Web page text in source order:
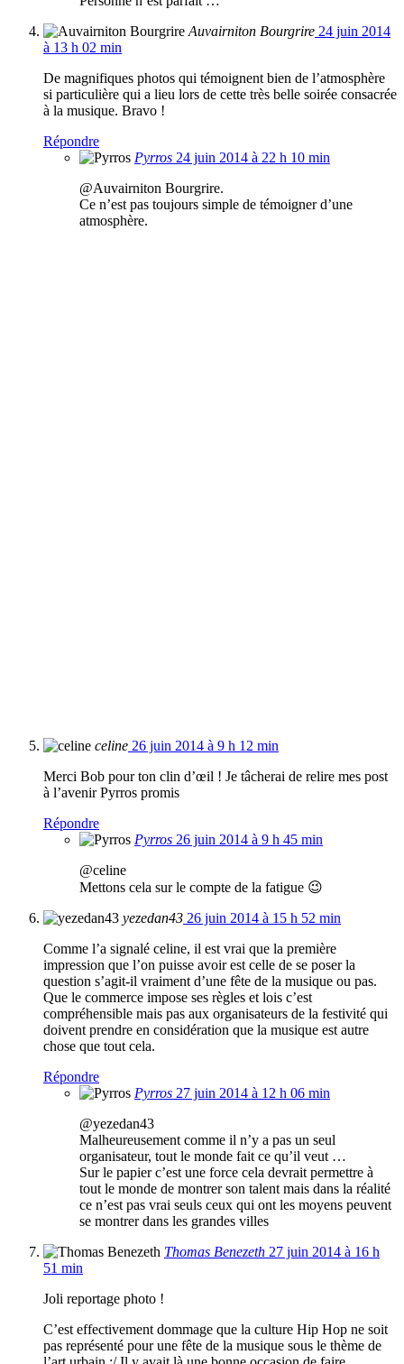
Auvairniton Bourgrire 24 juin 2014
à 13 h 02 min
De magnifiques photos qui témoignent bien de l’atmosphère
si particulière qui a lieu lors de cette très belle soirée consacrée
à la musique. Bravo !
Répondre
Pyrros 24 juin 2014 à 22 h 10 min
@Auvairniton Bourgrire.
Ce n’est pas toujours simple de témoigner d’une
atmosphère.
celine 26 juin 2014 à 9 h 12 min
Merci Bob pour ton clin d’œil ! Je tâcherai de relire mes post
à l’avenir Pyrros promis
Répondre
Pyrros 26 juin 2014 à 9 h 45 min
@celine
Mettons cela sur le compte de la fatigue 😉
yezedan43 26 juin 2014 à 15 h 52 min
Comme l’a signalé celine, il est vrai que la première
impression que l’on puisse avoir est celle de se poser la
question s’agit-il vraiment d’une fête de la musique ou pas.
Que le commerce impose ses règles et lois c’est
compréhensible mais pas aux organisateurs de la festivité qui
doivent prendre en considération que la musique est autre
chose que tout cela.
Répondre
Pyrros 27 juin 2014 à 12 h 06 min
@yezedan43
Malheureusement comme il n’y a pas un seul
organisateur, tout le monde fait ce qu’il veut …
Sur le papier c’est une force cela devrait permettre à
tout le monde de montrer son talent mais dans la réalité
ce n’est pas vrai seuls ceux qui ont les moyens peuvent
se montrer dans les grandes villes
Thomas Benezeth 27 juin 2014 à 16 h
51 min
Joli reportage photo !
C’est effectivement dommage que la culture Hip Hop ne soit
pas représenté pour une fête de la musique sous le thème de